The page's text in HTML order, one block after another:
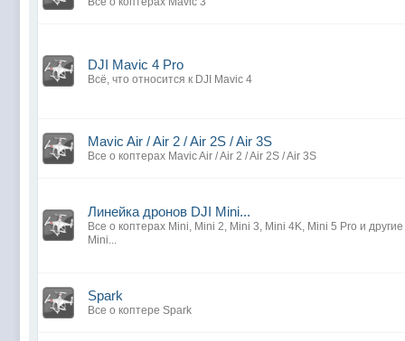
DJI Mavic 4 Pro
Всё, что относится к DJI Mavic 4
Mavic Air / Air 2 / Air 2S / Air 3S
Все о коптерах Mavic Air / Air 2 / Air 2S / Air 3S
Линейка дронов DJI Mini...
Все о коптерах Mini, Mini 2, Mini 3, Mini 4K, Mini 5 Pro и
Mini...
Spark
Все о коптере Spark